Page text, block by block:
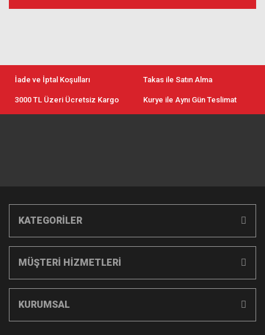
İade ve İptal Koşulları Takas ile Satın Alma
3000 TL Üzeri Ücretsiz Kargo Kurye ile Aynı Gün Teslimat
KATEGORİLER
MÜŞTERİ HİZMETLERİ
KURUMSAL